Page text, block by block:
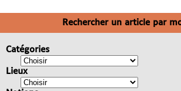
Rechercher un article par
Catégories
Lieux